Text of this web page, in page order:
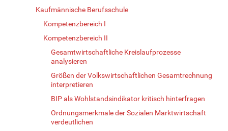
Kaufmännische Berufsschule
Kompetenzbereich I
Kompetenzbereich II
Gesamtwirtschaftliche Kreislaufprozesse
analysieren
Größen der Volkswirtschaftlichen Gesamtrechnung
interpretieren
BIP als Wohlstandsindikator kritisch hinterfragen
Ordnungsmerkmale der Sozialen Marktwirtschaft
verdeutlichen